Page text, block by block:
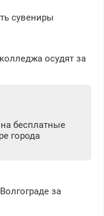
сувениры
осудят за
бесплатные
города
за